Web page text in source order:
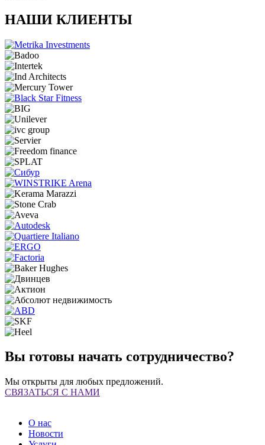
НАШИ КЛИЕНТЫ
Вы готовы начать сотрудничество?
Мы открыты для любых предложений.
СВЯЗАТЬСЯ С НАМИ
О нас
Новости